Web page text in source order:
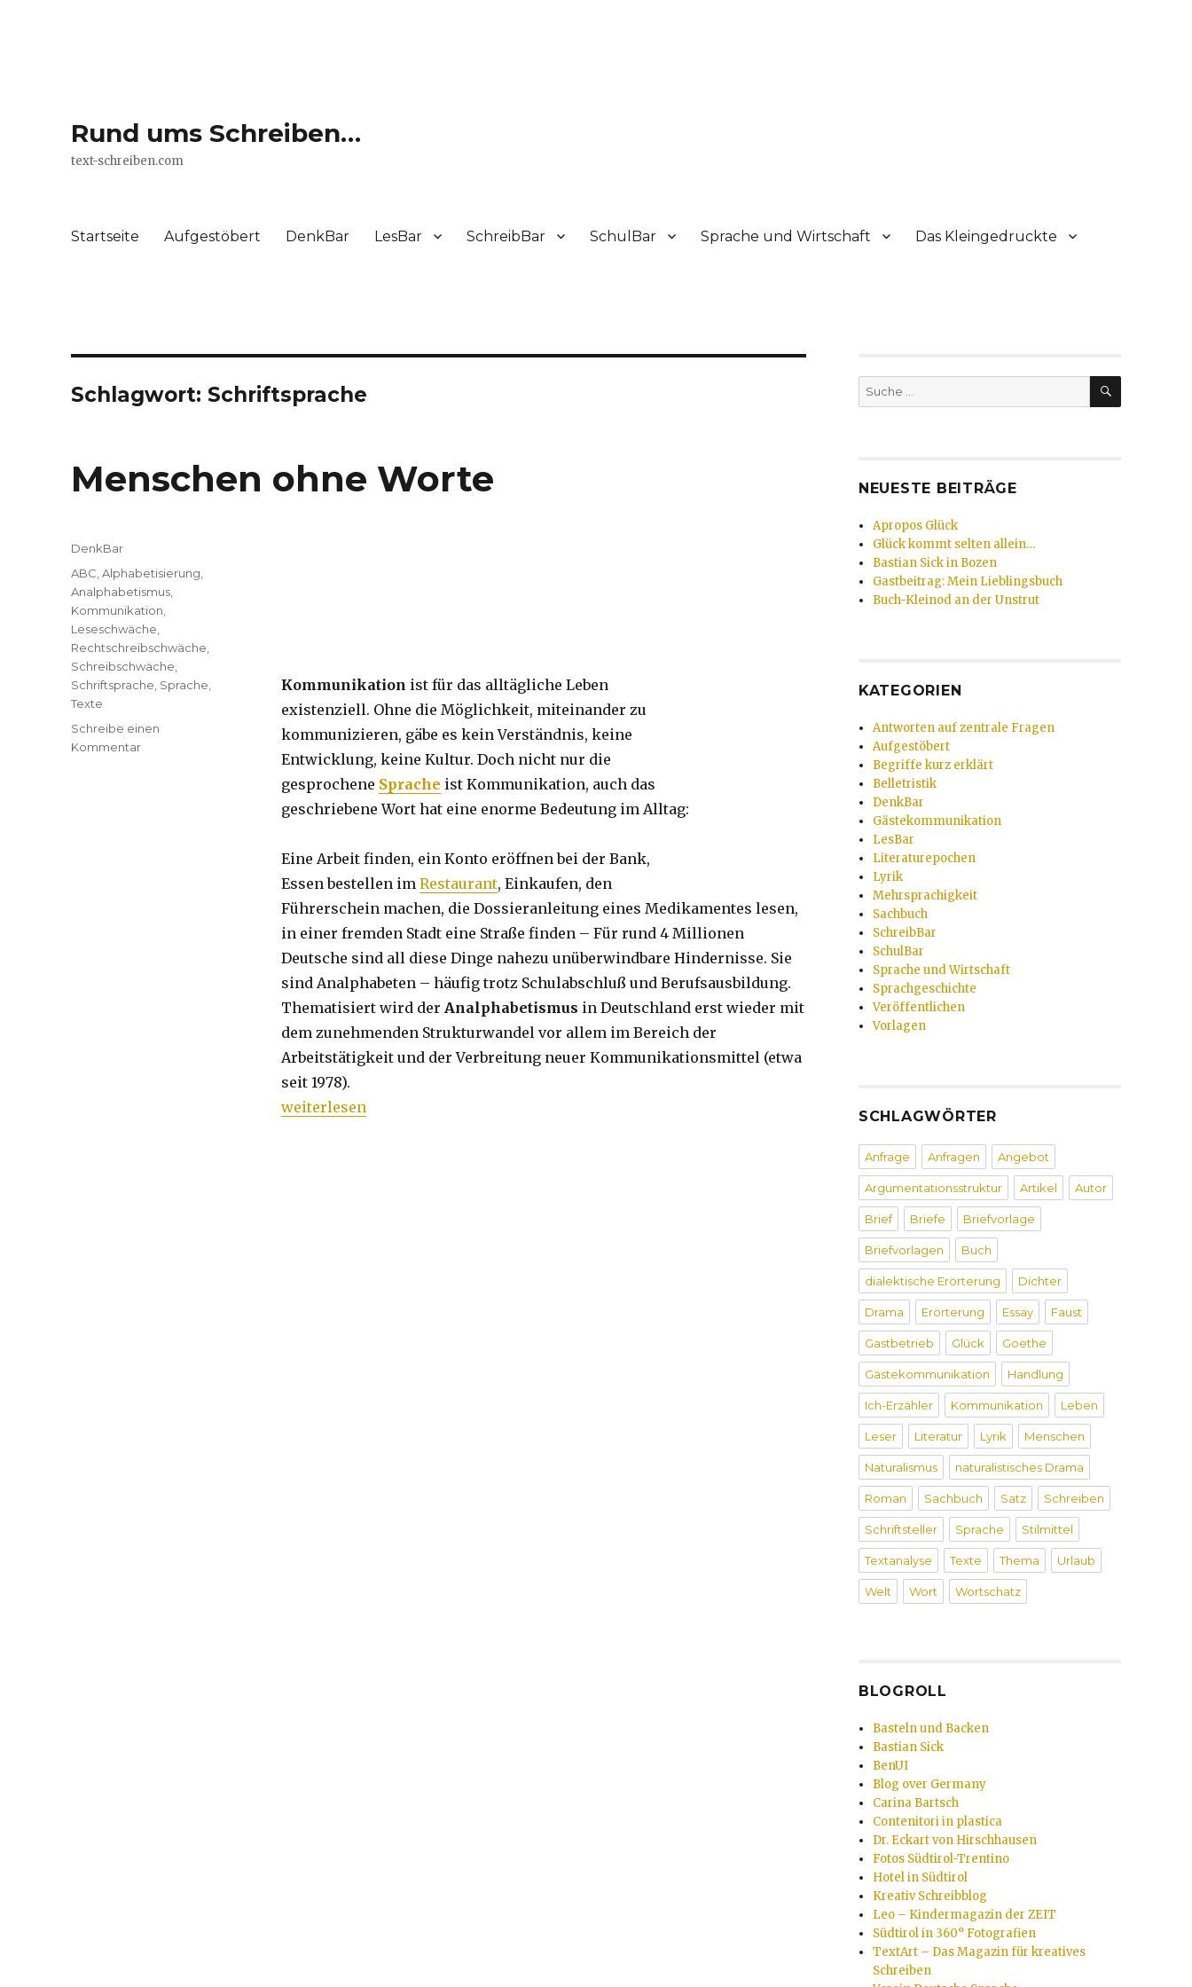
Rund ums Schreiben…
text-schreiben.com
Startseite Aufgestöbert DenkBar LesBar SchreibBar SchulBar Sprache und Wirtschaft Das Kleingedruckte
Schlagwort: Schriftsprache
Menschen ohne Worte
Kommunikation ist für das alltägliche Leben
existenziell. Ohne die Möglichkeit, miteinander zu
kommunizieren, gäbe es kein Verständnis, keine
Entwicklung, keine Kultur. Doch nicht nur die
gesprochene Sprache ist Kommunikation, auch das
geschriebene Wort hat eine enorme Bedeutung im Alltag:
Eine Arbeit finden, ein Konto eröffnen bei der Bank,
Essen bestellen im Restaurant, Einkaufen, den
Führerschein machen, die Dossieranleitung eines Medikamentes lesen,
in einer fremden Stadt eine Straße finden – Für rund 4 Millionen
Deutsche sind all diese Dinge nahezu unüberwindbare Hindernisse. Sie
sind Analphabeten – häufig trotz Schulabschluß und Berufsausbildung.
Thematisiert wird der Analphabetismus in Deutschland erst wieder mit
dem zunehmenden Strukturwandel vor allem im Bereich der
Arbeitstätigkeit und der Verbreitung neuer Kommunikationsmittel (etwa
seit 1978).
„Menschen ohne Worte“
weiterlesen
Kategorien
DenkBar
Tags
ABC ,Alphabetisierung
Analphabetismus
Kommunikation
Leseschwäche
Rechtschreibschwäche
Schreibschwäche
Schriftsprache Sprache
Texte
Schreibe einen
Kommentar
Suche
nach:
SUCHE
NEUESTE BEITRÄGE
Apropos Glück
Glück kommt selten allein…
Bastian Sick in Bozen
Gastbeitrag: Mein Lieblingsbuch
Buch-Kleinod an der Unstrut
KATEGORIEN
Antworten auf zentrale Fragen
Aufgestöbert
Begriffe kurz erklärt
Belletristik
DenkBar
Gästekommunikation
LesBar
Literaturepochen
Lyrik
Mehrsprachigkeit
Sachbuch
SchreibBar
SchulBar
Sprache und Wirtschaft
Sprachgeschichte
Veröffentlichen
Vorlagen
SCHLAGWÖRTER
Anfrage Anfragen Angebot
Argumentationsstruktur Artikel Autor
Brief Briefe Briefvorlage
Briefvorlagen Buch
dialektische Erörterung Dichter
Drama Erörterung Essay Faust
Gastbetrieb Glück Goethe
Gästekommunikation Handlung
Ich-Erzähler Kommunikation Leben
Leser Literatur Lyrik Menschen
Naturalismus naturalistisches Drama
Roman Sachbuch Satz Schreiben
Schriftsteller Sprache Stilmittel
Textanalyse Texte Thema Urlaub
Welt Wort Wortschatz
BLOGROLL
Basteln und Backen
Bastian Sick
BenUI
Blog over Germany
Carina Bartsch
Contenitori in plastica
Dr. Eckart von Hirschhausen
Fotos Südtirol-Trentino
Hotel in Südtirol
Kreativ Schreibblog
Leo – Kindermagazin der ZEIT
Südtirol in 360° Fotografien
TextArt – Das Magazin für kreatives
Schreiben